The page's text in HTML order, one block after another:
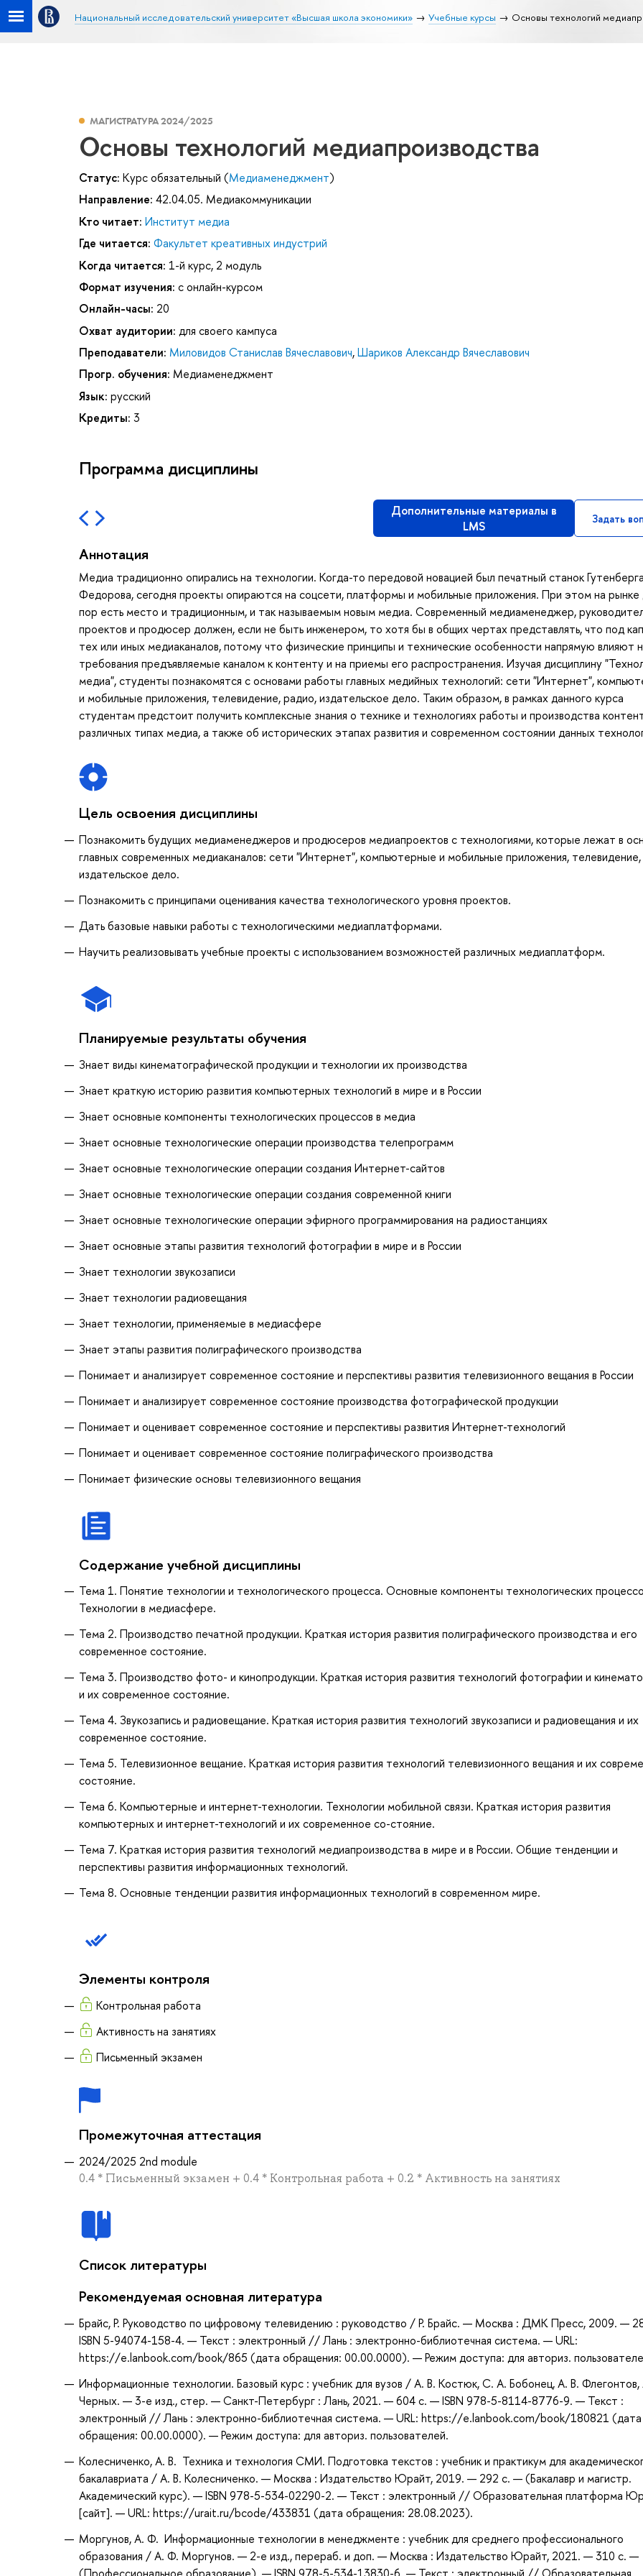
Национальный исследовательский университет «Высшая школа экономики» Учебные курсы Основы технологий
МАГИСТРАТУРА 2024/2025
Основы технологий медиапроизводства
Статус: Курс обязательный (Медиаменеджмент)
Направление: 42.04.05. Медиакоммуникации
Кто читает: Институт медиа
Где читается: Факультет креативных индустрий
Когда читается: 1-й курс, 2 модуль
Формат изучения: с онлайн-курсом
Онлайн-часы: 20
Охват аудитории: для своего кампуса
Преподаватели: Миловидов Станислав Вячеславович,Шариков Александр Вячеславович
Прогр. обучения: Медиаменеджмент
Язык: русский
Кредиты: 3
Программа дисциплины
Дополнительные материалы в
LMS
Задать
Аннотация
Медиа традиционно опирались на технологии. Когда-то передовой новацией был печатный станок
Федорова, сегодня проекты опираются на соцсети, платформы и мобильные приложения. При этом на рынке
пор есть место и традиционным, и так называемым новым медиа. Современный медиаменеджер,
проектов и продюсер должен, если не быть инженером, то хотя бы в общих чертах представлять, что под
тех или иных медиаканалов, потому что физические принципы и технические особенности напрямую влияют
требования предъявляемые каналом к контенту и на приемы его распространения. Изучая дисциплину
медиа", студенты познакомятся с основами работы главных медийных технологий: сети "Интернет",
и мобильные приложения, телевидение, радио, издательское дело. Таким образом, в рамках данного курса
студентам предстоит получить комплексные знания о технике и технологиях работы и производства
различных типах медиа, а также об исторических этапах развития и современном состоянии данных
Цель освоения дисциплины
Познакомить будущих медиаменеджеров и продюсеров медиапроектов с технологиями, которые лежат в
главных современных медиаканалов: сети "Интернет", компьютерные и мобильные приложения,
издательское дело.
Познакомить с принципами оценивания качества технологического уровня проектов.
Дать базовые навыки работы с технологическими медиаплатформами.
Научить реализовывать учебные проекты с использованием возможностей различных медиаплатформ.
Планируемые результаты обучения
Знает виды кинематографической продукции и технологии их производства
Знает краткую историю развития компьютерных технологий в мире и в России
Знает основные компоненты технологических процессов в медиа
Знает основные технологические операции производства телепрограмм
Знает основные технологические операции создания Интернет-сайтов
Знает основные технологические операции создания современной книги
Знает основные технологические операции эфирного программирования на радиостанциях
Знает основные этапы развития технологий фотографии в мире и в России
Знает технологии звукозаписи
Знает технологии радиовещания
Знает технологии, применяемые в медиасфере
Знает этапы развития полиграфического производства
Понимает и анализирует современное состояние и перспективы развития телевизионного вещания в России
Понимает и анализирует современное состояние производства фотографической продукции
Понимает и оценивает современное состояние и перспективы развития Интернет-технологий
Понимает и оценивает современное состояние полиграфического производства
Понимает физические основы телевизионного вещания
Содержание учебной дисциплины
Тема 1. Понятие технологии и технологического процесса. Основные компоненты технологических
Технологии в медиасфере.
Тема 2. Производство печатной продукции. Краткая история развития полиграфического производства и его
современное состояние.
Тема 3. Производство фото- и кинопродукции. Краткая история развития технологий фотографии и
и их современное состояние.
Тема 4. Звукозапись и радиовещание. Краткая история развития технологий звукозаписи и радиовещания и их
современное состояние.
Тема 5. Телевизионное вещание. Краткая история развития технологий телевизионного вещания и их
состояние.
Тема 6. Компьютерные и интернет-технологии. Технологии мобильной связи. Краткая история развития
компьютерных и интернет-технологий и их современное со-стояние.
Тема 7. Краткая история развития технологий медиапроизводства в мире и в России. Общие тенденции и
перспективы развития информационных технологий.
Тема 8. Основные тенденции развития информационных технологий в современном мире.
Элементы контроля
Контрольная работа
Активность на занятиях
Письменный экзамен
Промежуточная аттестация
2024/2025 2nd module
0.4 * Письменный экзамен + 0.4 * Контрольная работа + 0.2 * Активность на занятиях
Список литературы
Рекомендуемая основная литература
Брайс, Р. Руководство по цифровому телевидению : руководство / Р. Брайс. — Москва : ДМК Пресс, 2009. —
ISBN 5-94074-158-4. — Текст : электронный // Лань : электронно-библиотечная система. — URL:
https://e.lanbook.com/book/865 (дата обращения: 00.00.0000). — Режим доступа: для авториз.
Информационные технологии. Базовый курс : учебник для вузов / А. В. Костюк, С. А. Бобонец, А. В.
Черных. — 3-е изд., стер. — Санкт-Петербург : Лань, 2021. — 604 с. — ISBN 978-5-8114-8776-9. — Текст :
электронный // Лань : электронно-библиотечная система. — URL: https://e.lanbook.com/book/180821 (дата
обращения: 00.00.0000). — Режим доступа: для авториз. пользователей.
Колесниченко, А. В. Техника и технология СМИ. Подготовка текстов : учебник и практикум для
бакалавриата / А. В. Колесниченко. — Москва : Издательство Юрайт, 2019. — 292 с. — (Бакалавр и магистр.
Академический курс). — ISBN 978-5-534-02290-2. — Текст : электронный // Образовательная платформа
[сайт]. — URL: https://urait.ru/bcode/433831 (дата обращения: 28.08.2023).
Моргунов, А. Ф. Информационные технологии в менеджменте : учебник для среднего профессионального
образования / А. Ф. Моргунов. — 2-е изд., перераб. и доп. — Москва : Издательство Юрайт, 2021. — 310 с. —